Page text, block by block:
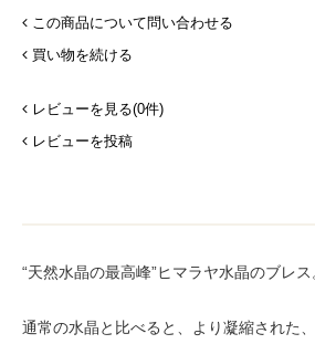
この商品について問い合わせる
買い物を続ける
レビューを見る(0件)
レビューを投稿
“天然水晶の最高峰”ヒマラヤ水晶のブレス
通常の水晶と比べると、より凝縮された